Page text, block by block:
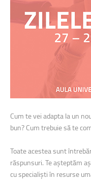
Cum te vei adapta la un
bun? Cum trebuie să te
Toate acestea sunt
răspunsuri. Te așteptăm
cu specialiști în resurse